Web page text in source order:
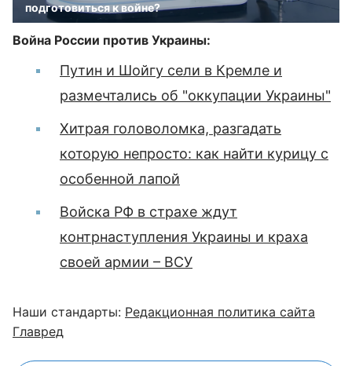
подготовиться к войне?
Война России против Украины:
Путин и Шойгу сели в Кремле и
размечтались об "оккупации Украины"
Хитрая головоломка, разгадать
которую непросто: как найти курицу с
особенной лапой
Войска РФ в страхе ждут
контрнаступления Украины и краха
своей армии – ВСУ
Наши стандарты: Редакционная политика сайта
Главред